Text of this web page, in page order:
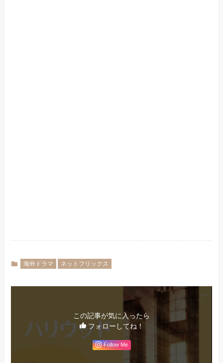
海外ドラマ ネットフリックス
この記事が気に入ったら
フォローしてね！
Follow Me